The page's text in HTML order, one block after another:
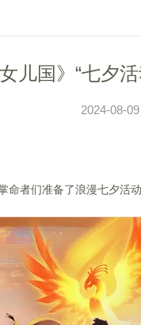
女儿国》“七夕
2024-08-09
者们准备了浪漫七夕活